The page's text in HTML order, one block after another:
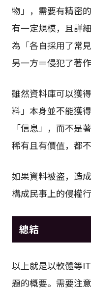
物」，需要有精密
有一定規模，且詳
為「各自採用了常
另一方＝侵犯了著
雖然資料庫可以獲
料」本身並不能獲
「信息」，而不是
稀有且有價值，都
如果資料被盗，造
構成民事上的侵權
總結
以上就是以軟體等
題的概要。需要注